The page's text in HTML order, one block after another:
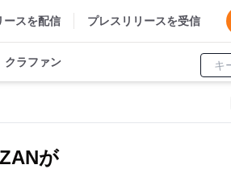
ースを配信 プレスリリースを受信
クラファン
が